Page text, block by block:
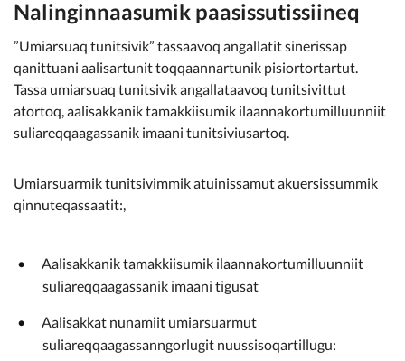
Kommunimi pilersaarut
Kommune pillugu
Nalinginnaasumik paasissutissiineq
”Umiarsuaq tunitsivik” tassaavoq angallatit sinerissap
qanittuani aalisartunit toqqaannartunik pisiortortartut.
Tassa umiarsuaq tunitsivik angallataavoq tunitsivittut
atortoq, aalisakkanik tamakkiisumik ilaannakortumilluunniit
suliareqqaagassanik imaani tunitsiviusartoq.
Umiarsuarmik tunitsivimmik atuinissamut akuersissummik
qinnuteqassaatit:,
Aalisakkanik tamakkiisumik ilaannakortumilluunniit
suliareqqaagassanik imaani tigusat
Aalisakkat nunamiit umiarsuarmut
suliareqqaagassanngorlugit nuussisoqartillugu: